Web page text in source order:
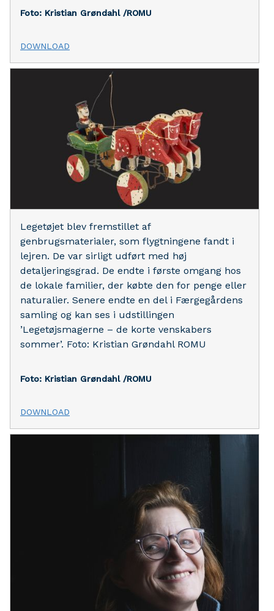
Foto: Kristian Grøndahl /ROMU
DOWNLOAD
Legetøjet blev fremstillet af
genbrugsmaterialer, som flygtningene fandt i
lejren. De var sirligt udført med høj
detaljeringsgrad. De endte i første omgang hos
de lokale familier, der købte den for penge eller
naturalier. Senere endte en del i Færgegårdens
samling og kan ses i udstillingen
’Legetøjsmagerne – de korte venskabers
sommer’. Foto: Kristian Grøndahl ROMU
Foto: Kristian Grøndahl /ROMU
DOWNLOAD